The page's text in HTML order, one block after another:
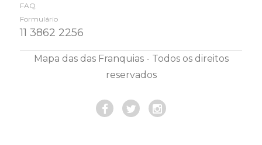
FAQ
Formulário
11 3862 2256
Mapa das das Franquias - Todos os direitos
reservados